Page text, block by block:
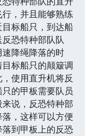
，并且能够熟练
标船只，到达船
恐特种部队队
降绳降落的时
标船只的颠簸调
使用直升机将反
的甲板需要队员
说，反恐特种部
，这样可以方便
到甲板上的反恐